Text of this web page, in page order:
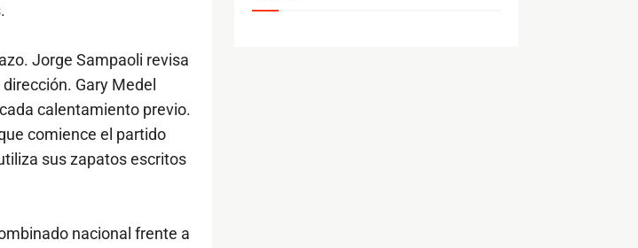
Jorge Sampaoli revisa
Gary Medel
calentamiento previo.
comience el partido
sus zapatos escritos
nacional frente a